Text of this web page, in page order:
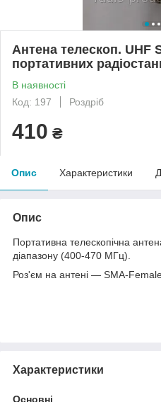
Антена телескоп. UHF
портативних
В наявності
Код: 197
Роздріб
410 ₴
Опис Характеристики
Опис
Портативна телескопічна
діапазону (400-470 МГц).
Роз'єм на антені — SMA-
Характеристики
Основні